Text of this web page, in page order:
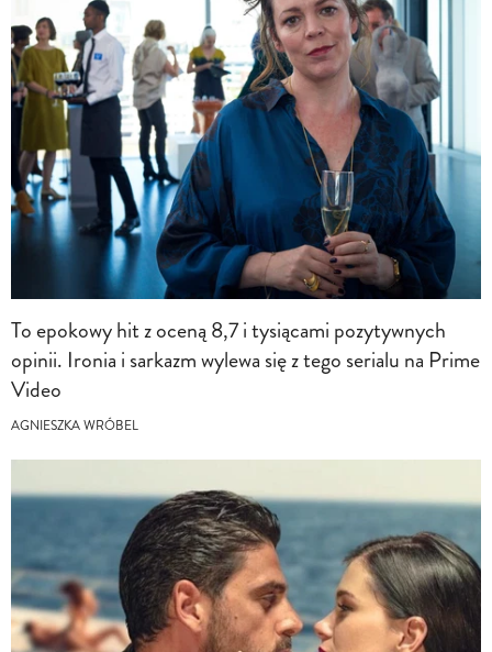
To epokowy hit z oceną 8,7 i tysiącami pozytywnych
opinii. Ironia i sarkazm wylewa się z tego serialu na Prime
Video
AGNIESZKA WRÓBEL